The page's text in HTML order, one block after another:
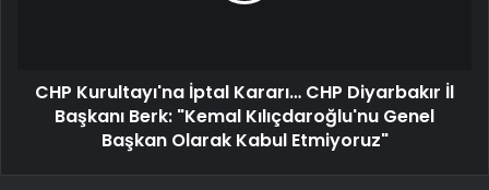
CHP Kurultayı'na İptal Kararı… CHP Diyarbakır İl
Başkanı Berk: "Kemal Kılıçdaroğlu'nu Genel
Başkan Olarak Kabul Etmiyoruz"